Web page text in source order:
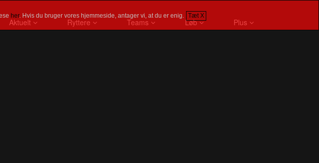
her. Hvis du bruger vores hjemmeside, antager vi, at du er enig. Tæt X
Aktuelt Ryttere Teams Løb Plus